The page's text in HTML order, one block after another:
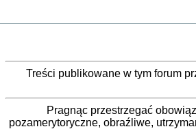
Treści publikowane w tym forum
Pragnąc przestrzegać
pozamerytoryczne, obraźliwe,